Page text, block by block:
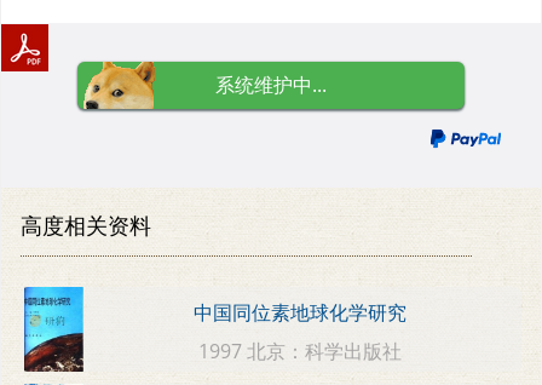
系统维护中...
高度相关资料
中国同位素地球化学研究
1997 北京：科学出版社